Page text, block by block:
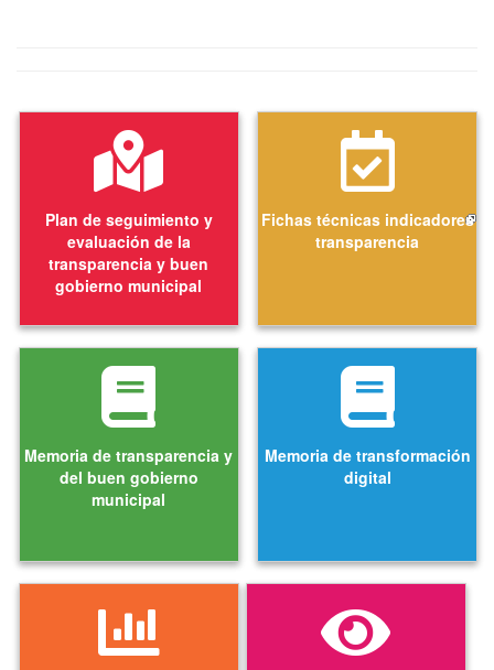
Plan de seguimiento y
evaluación de la
transparencia y buen
gobierno municipal
Fichas técnicas indicadores
transparencia
Memoria de transparencia y
del buen gobierno
municipal
Memoria de transformación
digital